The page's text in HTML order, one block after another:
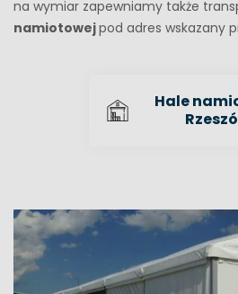
na wymiar zapewniamy także
namiotowejpod adres wskazany
Hale